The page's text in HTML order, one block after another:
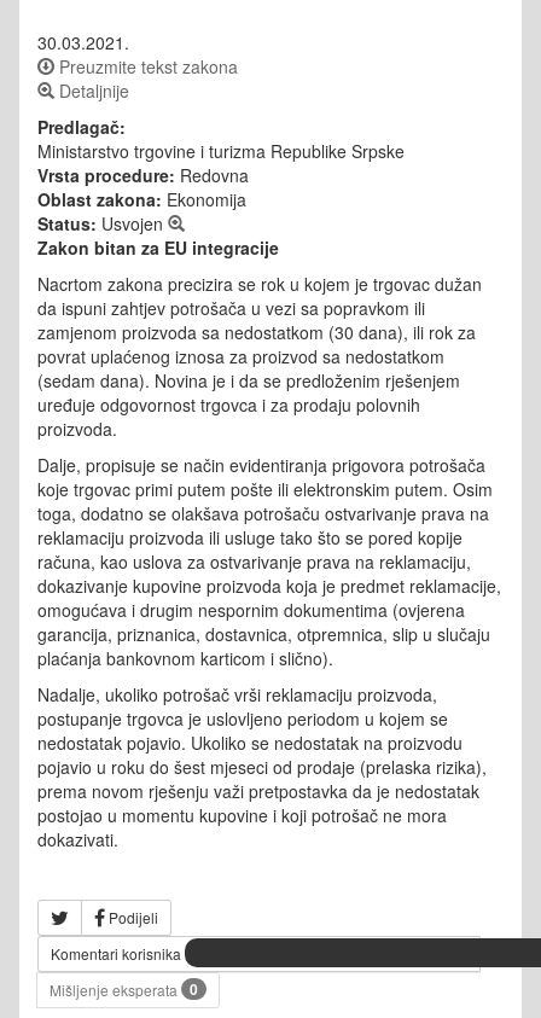
30.03.2021.
Preuzmite tekst zakona
Detaljnije
Predlagač:
Ministarstvo trgovine i turizma Republike Srpske
Vrsta procedure: Redovna
Oblast zakona: Ekonomija
Status: Usvojen
Zakon bitan za EU integracije
Nacrtom zakona precizira se rok u kojem je trgovac dužan
da ispuni zahtjev potrošača u vezi sa popravkom ili
zamjenom proizvoda sa nedostatkom (30 dana), ili rok za
povrat uplaćenog iznosa za proizvod sa nedostatkom
(sedam dana). Novina je i da se predloženim rješenjem
uređuje odgovornost trgovca i za prodaju polovnih
proizvoda.
Dalje, propisuje se način evidentiranja prigovora potrošača
koje trgovac primi putem pošte ili elektronskim putem. Osim
toga, dodatno se olakšava potrošaču ostvarivanje prava na
reklamaciju proizvoda ili usluge tako što se pored kopije
računa, kao uslova za ostvarivanje prava na reklamaciju,
dokazivanje kupovine proizvoda koja je predmet reklamacije,
omogućava i drugim nespornim dokumentima (ovjerena
garancija, priznanica, dostavnica, otpremnica, slip u slučaju
plaćanja bankovnom karticom i slično).
Nadalje, ukoliko potrošač vrši reklamaciju proizvoda,
postupanje trgovca je uslovljeno periodom u kojem se
nedostatak pojavio. Ukoliko se nedostatak na proizvodu
pojavio u roku do šest mjeseci od prodaje (prelaska rizika),
prema novom rješenju važi pretpostavka da je nedostatak
postojao u momentu kupovine i koji potrošač ne mora
dokazivati.
Podijeli
Komentari korisnika
Mišljenje eksperata
0